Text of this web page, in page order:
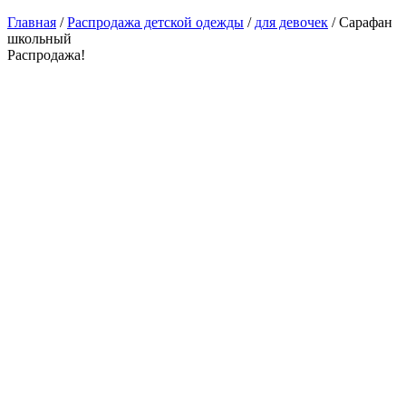
Главная /Распродажа детской одежды / для девочек / Сарафан
школьный
Распродажа!